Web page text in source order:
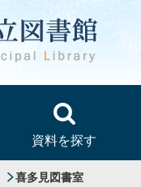
資料を探す
喜多見図書室